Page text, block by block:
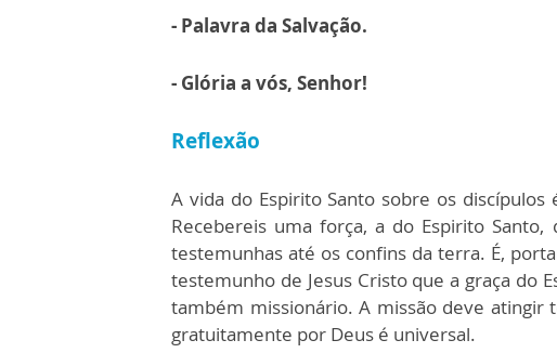
- Palavra da Salvação.
- Glória a vós, Senhor!
Reflexão
A vida do Espirito Santo sobre os
Recebereis uma força, a do Espirito
testemunhas até os confins da terra. É,
testemunho de Jesus Cristo que a graça do
também missionário. A missão deve atingir
gratuitamente por Deus é universal.